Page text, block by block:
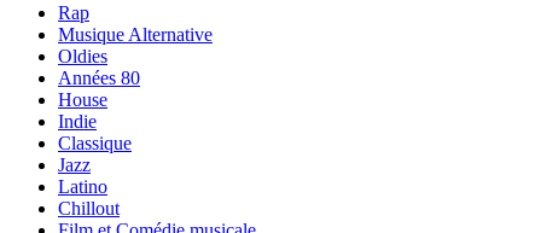
Rap
Musique Alternative
Oldies
Années 80
House
Indie
Classique
Jazz
Latino
Chillout